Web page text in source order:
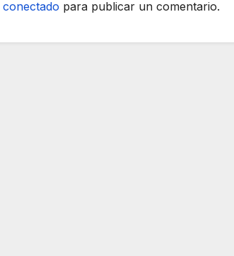
conectado para publicar un comentario.